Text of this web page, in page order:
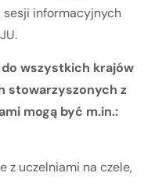
sesji informacyjnych
do wszystkich krajów
stowarzyszonych z
mogą być m.in.:
z uczelniami na czele,